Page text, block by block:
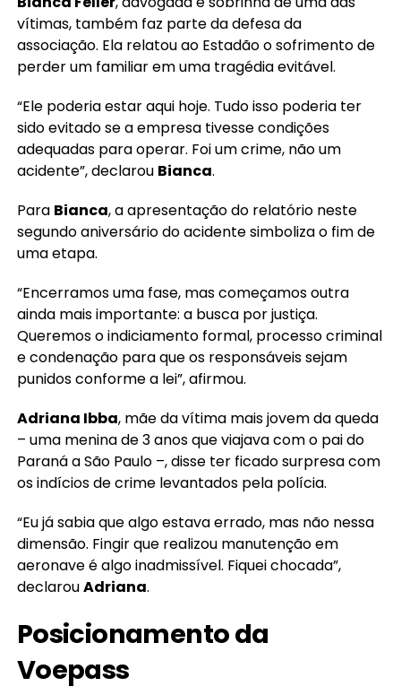
vítimas, também faz parte da defesa da
associação. Ela relatou ao Estadão o sofrimento de
perder um familiar em uma tragédia evitável.
“Ele poderia estar aqui hoje. Tudo isso poderia ter
sido evitado se a empresa tivesse condições
adequadas para operar. Foi um crime, não um
acidente”, declarou Bianca.
Para Bianca, a apresentação do relatório neste
segundo aniversário do acidente simboliza o fim de
uma etapa.
“Encerramos uma fase, mas começamos outra
ainda mais importante: a busca por justiça.
Queremos o indiciamento formal, processo criminal
e condenação para que os responsáveis sejam
punidos conforme a lei”, afirmou.
Adriana Ibba, mãe da vítima mais jovem da queda
– uma menina de 3 anos que viajava com o pai do
Paraná a São Paulo –, disse ter ficado surpresa com
os indícios de crime levantados pela polícia.
“Eu já sabia que algo estava errado, mas não nessa
dimensão. Fingir que realizou manutenção em
aeronave é algo inadmissível. Fiquei chocada”,
declarouAdriana.
Posicionamento da
Voepass